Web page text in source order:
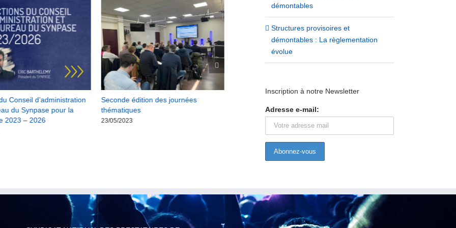
Conseil d’administration
du Synpase pour la
2023 – 2026
Seconde édition des journées
thématiques
23/05/2023
AMAT, matériauthèque éco-
démontables
Structures provisoires et
démontables : La règlementation
évolue
Inscription à notre Newsletter
Adresse e-mail: